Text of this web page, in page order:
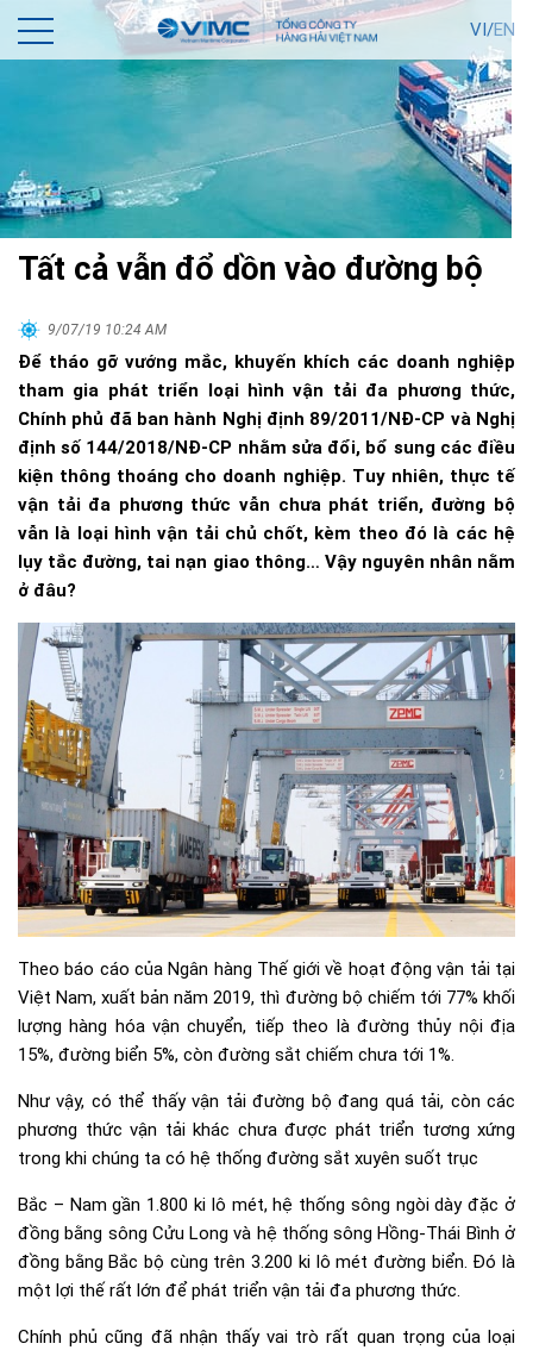
VI/EN
Tất cả vẫn đổ dồn vào đường bộ
9/07/19 10:24 AM
Để tháo gỡ vướng mắc, khuyến khích các doanh nghiệp
tham gia phát triển loại hình vận tải đa phương thức,
Chính phủ đã ban hành Nghị định 89/2011/NĐ-CP và Nghị
định số 144/2018/NĐ-CP nhằm sửa đổi, bổ sung các điều
kiện thông thoáng cho doanh nghiệp. Tuy nhiên, thực tế
vận tải đa phương thức vẫn chưa phát triển, đường bộ
vẫn là loại hình vận tải chủ chốt, kèm theo đó là các hệ
lụy tắc đường, tai nạn giao thông… Vậy nguyên nhân nằm
ở đâu?
Theo báo cáo của Ngân hàng Thế giới về hoạt động vận tải tại
Việt Nam, xuất bản năm 2019, thì đường bộ chiếm tới 77% khối
lượng hàng hóa vận chuyển, tiếp theo là đường thủy nội địa
15%, đường biển 5%, còn đường sắt chiếm chưa tới 1%.
Như vậy, có thể thấy vận tải đường bộ đang quá tải, còn các
phương thức vận tải khác chưa được phát triển tương xứng
trong khi chúng ta có hệ thống đường sắt xuyên suốt trục
Bắc – Nam gần 1.800 ki lô mét, hệ thống sông ngòi dày đặc ở
đồng bằng sông Cửu Long và hệ thống sông Hồng-Thái Bình ở
đồng bằng Bắc bộ cùng trên 3.200 ki lô mét đường biển. Đó là
một lợi thế rất lớn để phát triển vận tải đa phương thức.
Chính phủ cũng đã nhận thấy vai trò rất quan trọng của loại